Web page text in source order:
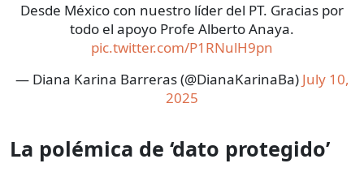
Desde México con nuestro líder del PT. Gracias por
todo el apoyo Profe Alberto Anaya.
pic.twitter.com/P1RNulH9pn
— Diana Karina Barreras (@DianaKarinaBa) July 10,
2025
La polémica de ‘dato protegido’